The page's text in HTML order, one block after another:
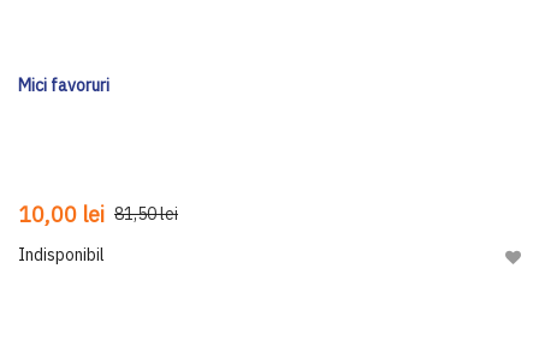
Mici favoruri
10,00 lei 81,50 lei
Indisponibil